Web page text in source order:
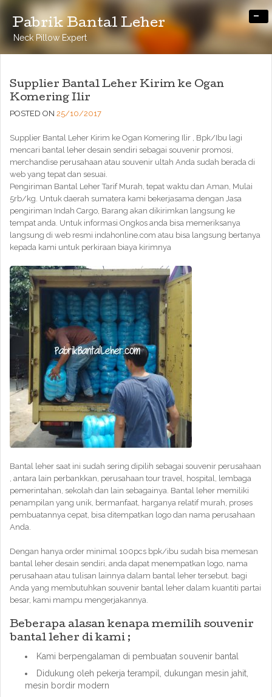
Pabrik Bantal Leher
Neck Pillow Expert
-
Supplier Bantal Leher Kirim ke Ogan
Komering Ilir
POSTED ON 25/10/2017
Supplier Bantal Leher Kirim ke Ogan Komering Ilir , Bpk/Ibu lagi
mencari bantal leher desain sendiri sebagai souvenir promosi,
merchandise perusahaan atau souvenir ultah Anda sudah berada di
web yang tepat dan sesuai.
Pengiriman Bantal Leher Tarif Murah, tepat waktu dan Aman, Mulai
5rb/kg. Untuk daerah sumatera kami bekerjasama dengan Jasa
pengiriman Indah Cargo, Barang akan dikirimkan langsung ke
tempat anda. Untuk informasi Ongkos anda bisa memeriksanya
langsung di web resmi indahonline.com atau bisa langsung bertanya
kepada kami untuk perkiraan biaya kirimnya
Bantal leher saat ini sudah sering dipilih sebagai souvenir perusahaan
, antara lain perbankkan, perusahaan tour travel, hospital, lembaga
pemerintahan, sekolah dan lain sebagainya. Bantal leher memiliki
penampilan yang unik, bermanfaat, harganya relatif murah, proses
pembuatannya cepat, bisa ditempatkan logo dan nama perusahaan
Anda.
Dengan hanya order minimal 100pcs bpk/ibu sudah bisa memesan
bantal leher desain sendiri, anda dapat menempatkan logo, nama
perusahaan atau tulisan lainnya dalam bantal leher tersebut. bagi
Anda yang membutuhkan souvenir bantal leher dalam kuantiti partai
besar, kami mampu mengerjakannya.
Beberapa alasan kenapa memilih souvenir
bantal leher di kami ;
Kami berpengalaman di pembuatan souvenir bantal
Didukung oleh pekerja terampil, dukungan mesin jahit,
mesin bordir modern